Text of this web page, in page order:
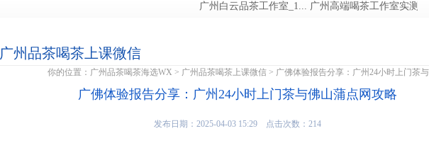
广州白云品茶工作室_1... 广州高端喝茶工作室实测：蒲
广州品茶喝茶上课微信
你的位置： 广州品茶喝茶海选WX > 广州品茶喝茶上课微信 > 广佛体验报告分享：广州24小时上门茶
广佛体验报告分享：广州24小时上门茶与佛山蒲点网攻略
发布日期：2025-04-03 15:29 点击次数：214